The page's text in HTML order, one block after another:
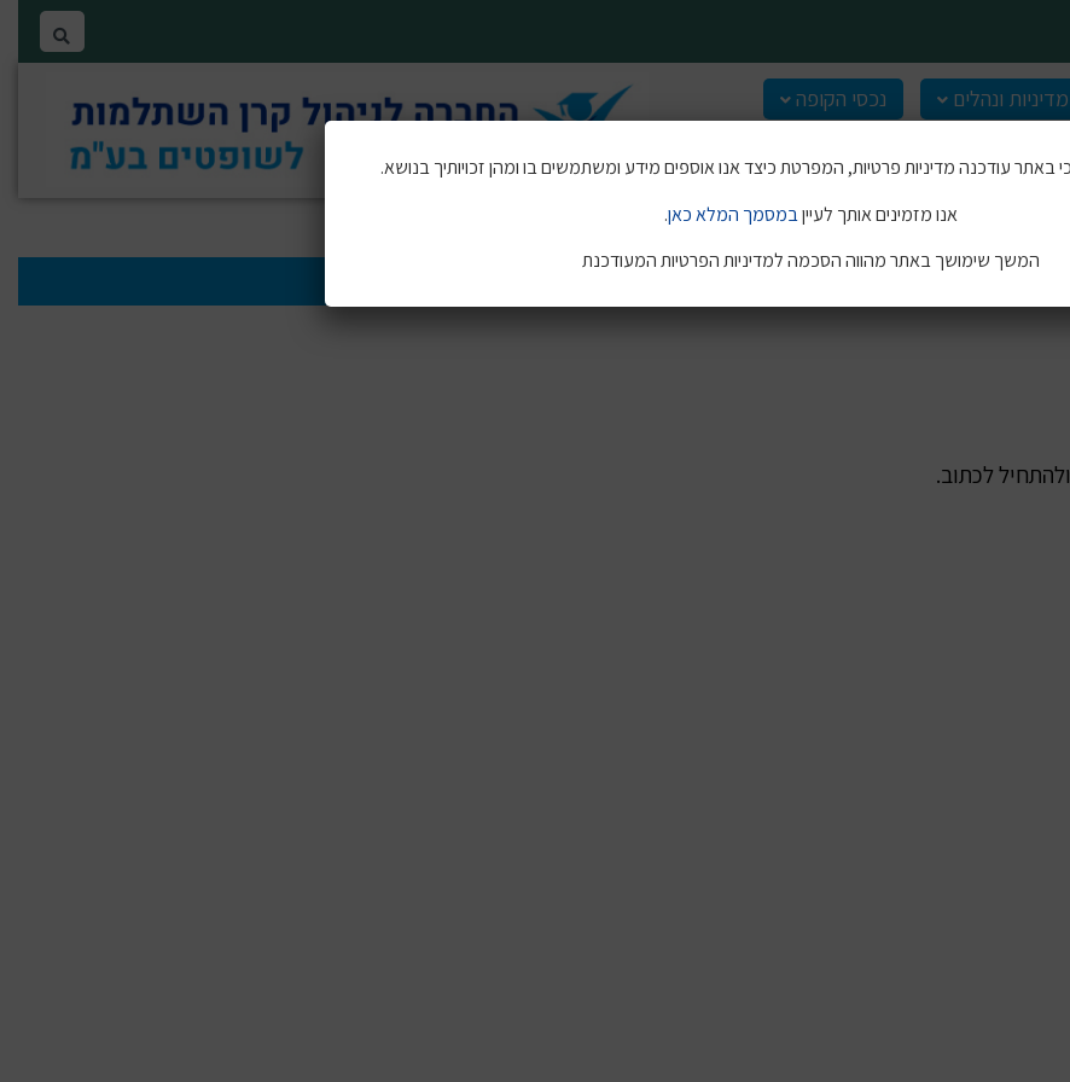
מדיניות ונהלים
נכסי הקופה
לכתוב.
באתר עודכנה מדיניות פרטיות, המפרטת כיצד אנו אוספים מידע ומשתמשים בו ומהן זכויותיך בנושא.
אנו מזמינים אותך לעייןבמסמך המלא כאן.
המשך שימושך באתר מהווה הסכמה למדיניות הפרטיות המעודכנת